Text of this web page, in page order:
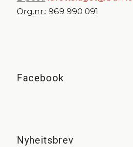
Org.nr.: 969 990 091
Facebook
Nyheitsbrev